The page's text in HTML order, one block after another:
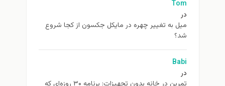
Tom
در
ميل به تغيير چهره در مایکل جکسون از كجا شروع
شد؟
Babi
در
تمرین در خانه بدون تجهیزات: برنامه ۳۰ روزه‌ای که